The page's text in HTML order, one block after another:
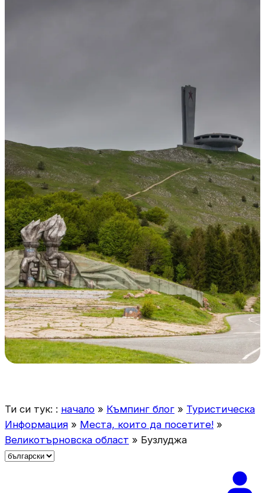
Ти си тук: : начало » Къмпинг блог » Туристическа
Информация » Места, които да посетите! »
Великотърновска област » Бузлуджа
И